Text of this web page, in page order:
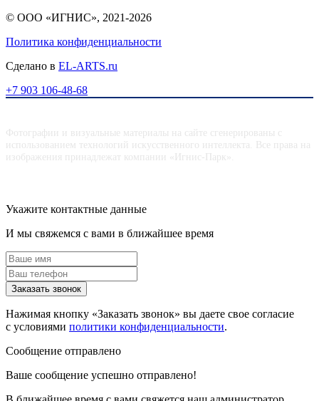
© ООО «ИГНИС», 2021-2026
Политика конфиденциальности
Сделано в EL-ARTS.ru
+7 903 106-48-68
Фотографии и визуальные материалы на сайте сгенерированы с
использованием технологий искусственного интеллекта. Все права на
изображения принадлежат компании «Игнис-Парк».
Укажите контактные данные
И мы свяжемся с вами в ближайшее время
Заказать звонок
Нажимая кнопку «Заказать звонок» вы даете свое согласие
с условиями политики конфиденциальности.
Сообщение отправлено
Ваше сообщение успешно отправлено!